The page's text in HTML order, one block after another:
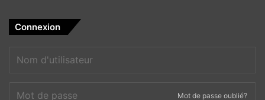
Connexion
Mot de passe oublié?